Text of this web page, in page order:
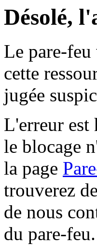
Désolé,
Le pare-feu
cette
jugée
L'erreur est
le blocage
la page
trouverez
de nous
du pare-feu.